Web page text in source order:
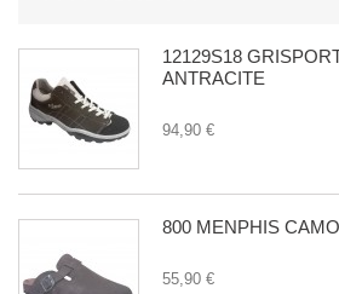
12129S18
ANTRACITE
94,90 €
800 MENPHIS
55,90 €